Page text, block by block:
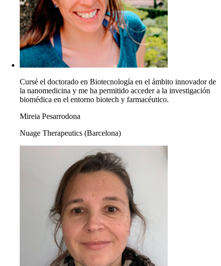
Cursé el doctorado en Biotecnología en el ámbito innovador de
la nanomedicina y me ha permitido acceder a la investigación
biomédica en el entorno biotech y farmacéutico.
Mireia Pesarrodona
Nuage Therapeutics (Barcelona)